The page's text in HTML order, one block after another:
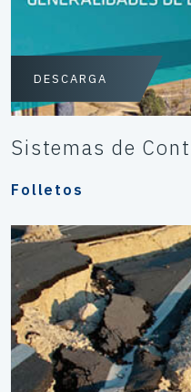
DESCARGA
Sistemas de
Folletos